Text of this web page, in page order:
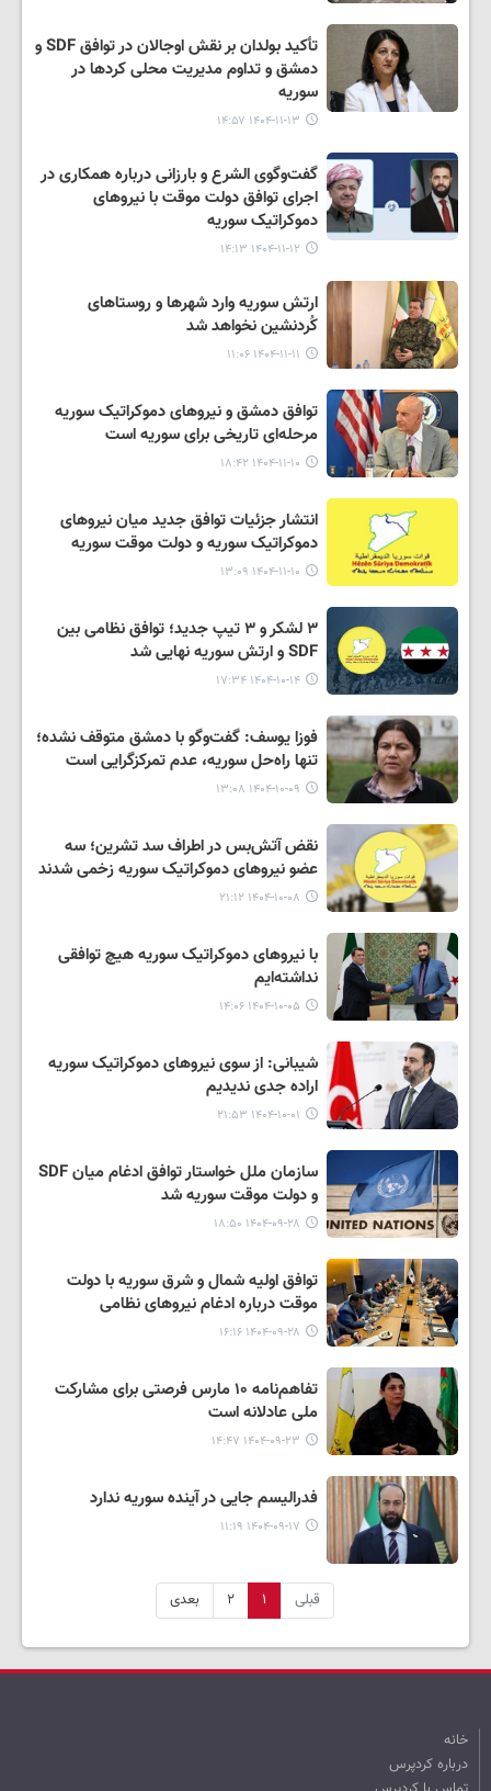
تأکید بولدان بر نقش اوجالان در توافق SDF و
دمشق و تداوم مدیریت محلی کردها در
سوریه
۱۴۰۴-۱۱-۱۳ ۱۴:۵۷
گفت‌وگوی الشرع و بارزانی درباره همکاری در
اجرای توافق دولت موقت با نیروهای
دموکراتیک سوریه
۱۴۰۴-۱۱-۱۲ ۱۴:۱۳
ارتش سوریه وارد شهرها و روستاهای
کُردنشین نخواهد شد
۱۴۰۴-۱۱-۱۱ ۱۱:۰۶
توافق دمشق و نیروهای دموکراتیک سوریه
مرحله‌ای تاریخی برای سوریه است
۱۴۰۴-۱۱-۱۰ ۱۸:۴۲
انتشار جزئیات توافق جدید میان نیروهای
دموکراتیک سوریه و دولت موقت سوریه
۱۴۰۴-۱۱-۱۰ ۱۳:۰۹
۳ لشکر و ۳ تیپ جدید؛ توافق نظامی بین
SDF و ارتش سوریه نهایی شد
۱۴۰۴-۱۰-۱۴ ۱۷:۳۴
فوزا یوسف: گفت‌وگو با دمشق متوقف نشده؛
تنها راه‌حل سوریه، عدم تمرکزگرایی است
۱۴۰۴-۱۰-۰۹ ۱۳:۰۸
نقض آتش‌بس در اطراف سد تشرین؛ سه
عضو نیروهای دموکراتیک سوریه زخمی شدند
۱۴۰۴-۱۰-۰۸ ۲۱:۱۲
با نیروهای دموکراتیک سوریه هیچ توافقی
نداشته‌ایم
۱۴۰۴-۱۰-۰۵ ۱۴:۰۶
شیبانی: از سوی نیروهای دموکراتیک سوریه
اراده جدی ندیدیم
۱۴۰۴-۱۰-۰۱ ۲۱:۵۳
سازمان ملل خواستار توافق ادغام میان SDF
و دولت موقت سوریه شد
۱۴۰۴-۰۹-۲۸ ۱۸:۵۰
توافق اولیه شمال و شرق سوریه با دولت
موقت درباره ادغام نیروهای نظامی
۱۴۰۴-۰۹-۲۸ ۱۶:۱۶
تفاهم‌نامه ۱۰ مارس فرصتی برای مشارکت
ملی عادلانه است
۱۴۰۴-۰۹-۲۳ ۱۴:۴۷
فدرالیسم جایی در آینده سوریه ندارد
۱۴۰۴-۰۹-۱۷ ۱۱:۱۹
قبلی ۱ ۲ بعدی
خانه
درباره کردپرس